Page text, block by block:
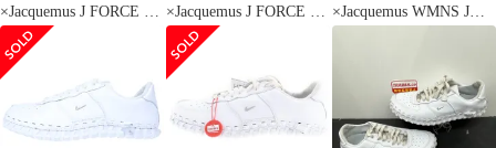
×Jacquemus J FORCE 1
LOW LX SP ウィメンズ
J フォース 1 ロー LX
スペシャル ジャックム
ス レースアップ ローカ
ットスニーカー
DR0424-100
×Jacquemus J FORCE 1
LOW LX SP ウィメンズ
J フォース 1 ロー LX
スペシャル ジャックム
ス レースアップ ローカ
ットスニーカー
DR0424-100
×Jacquemus WMNS J
Force 1 Low LX White
ムス ウィメンズ Jフォ
ース1 ローカットスニ
ーカー ホワイト
US9/26cm